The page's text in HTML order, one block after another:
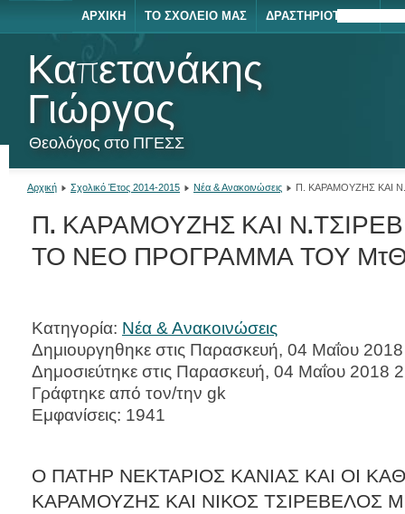
Καπετανάκης
Γιώργος
Θεολόγος στο ΠΓΕΣΣ
ΑΡΧΙΚΉ ΤΟ ΣΧΟΛΕΊΟ ΜΑΣ ΔΡΑΣΤΗΡΙΌΤΗΤΕΣ
Αρχική Σχολικό Έτος 2014-2015 Νέα & Ανακοινώσεις Π. ΚΑΡΑΜΟΥΖΗΣ ΚΑΙ
Π. ΚΑΡΑΜΟΥΖΗΣ ΚΑΙ
ΤΟ ΝΕΟ ΠΡΟΓΡΑΜΜΑ ΤΟΥ
Κατηγορία: Νέα & Ανακοινώσεις
Δημιουργηθηκε στις Παρασκευή, 04 Μαΐου
Δημοσιεύτηκε στις Παρασκευή, 04 Μαΐου 2018
Γράφτηκε από τον/την gk
Εμφανίσεις: 1941
Ο ΠΑΤΗΡ ΝΕΚΤΑΡΙΟΣ ΚΑΝΙΑΣ ΚΑΙ ΟΙ
ΚΑΡΑΜΟΥΖΗΣ ΚΑΙ ΝΙΚΟΣ ΤΣΙΡΕΒΕΛΟΣ